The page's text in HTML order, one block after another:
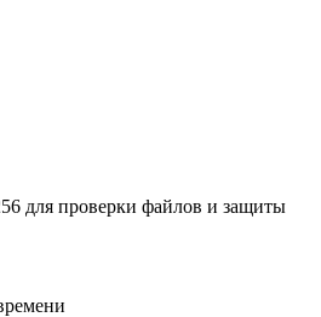
для проверки файлов и защиты